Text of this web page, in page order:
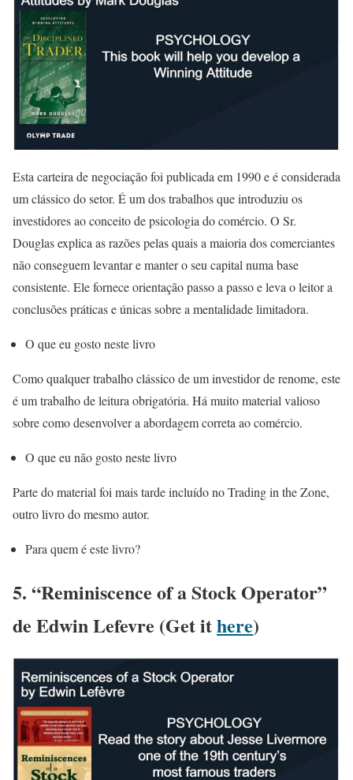
Esta carteira de negociação foi publicada em 1990 e é considerada
um clássico do setor. É um dos trabalhos que introduziu os
investidores ao conceito de psicologia do comércio. O Sr.
Douglas explica as razões pelas quais a maioria dos comerciantes
não conseguem levantar e manter o seu capital numa base
consistente. Ele fornece orientação passo a passo e leva o leitor a
conclusões práticas e únicas sobre a mentalidade limitadora.
O que eu gosto neste livro
Como qualquer trabalho clássico de um investidor de renome, este
é um trabalho de leitura obrigatória. Há muito material valioso
sobre como desenvolver a abordagem correta ao comércio.
O que eu não gosto neste livro
Parte do material foi mais tarde incluído no Trading in the Zone,
outro livro do mesmo autor.
Para quem é este livro?
5. “Reminiscence of a Stock Operator”
de Edwin Lefevre (Get ithere)